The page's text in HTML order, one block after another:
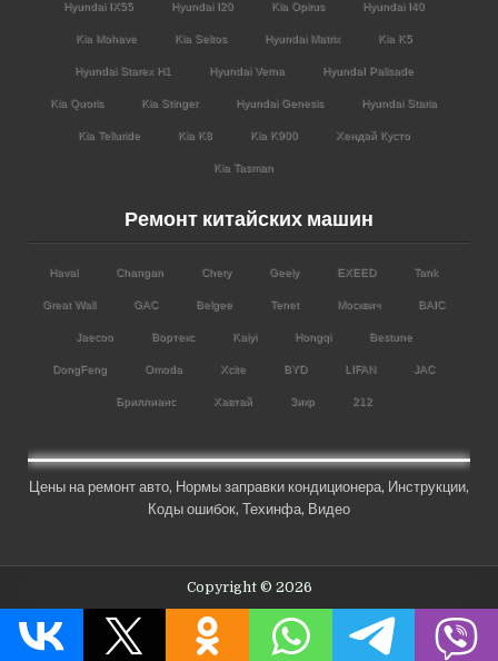
Hyundai IX55 Hyundai I20 Kia Opirus Hyundai I40
Kia Mohave Kia Seltos Hyundai Matrix Kia K5
Hyundai Starex H1 Hyundai Verna HyundaI Palisade
Kia Quoris Kia Stinger Hyundai Genesis Hyundai Staria
Kia Telluride Kia K8 Kia K900 Хендай Кусто
Kia Tasman
Ремонт китайских машин
Haval Changan Chery Geely EXEED Tank
Great Wall GAC Belgee Tenet Москвич BAIC
Jaecoo Вортекс Kaiyi Hongqi Bestune
DongFeng Omoda Xcite BYD LIFAN JAC
Бриллианс Хавтай Зикр 212
Цены на ремонт авто, Нормы заправки кондиционера, Инструкции,
Коды ошибок, Техинфа, Видео
Copyright © 2026